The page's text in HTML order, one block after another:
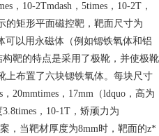
，10-2Tmdash，5times，10-2T，
的矩形平面磁控靶，靶面尺寸为
可以用永磁体（例如锶铁氧体和铝
靶的特点是采用了极靴，并使极靴
上布置了六块锶铁氧体。每块尺寸
20mmtimes，17mm（ldquo，高为
，10-1T，矫顽力为
，当靶材厚度为8mm时，靶面的z*